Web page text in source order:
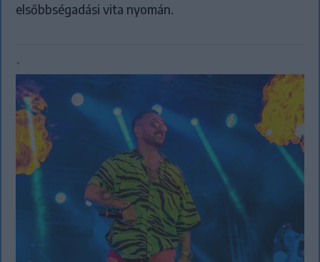
elsőbbségadási vita nyomán.
`